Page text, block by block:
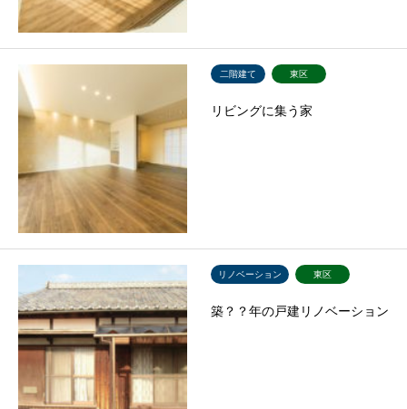
二階建て 東区
リビングに集う家
リノベーション 東区
築？？年の戸建リノベーション